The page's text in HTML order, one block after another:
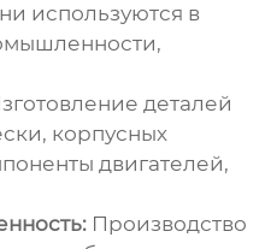
используются в
деталей
корпусных
двигателей,
Производство